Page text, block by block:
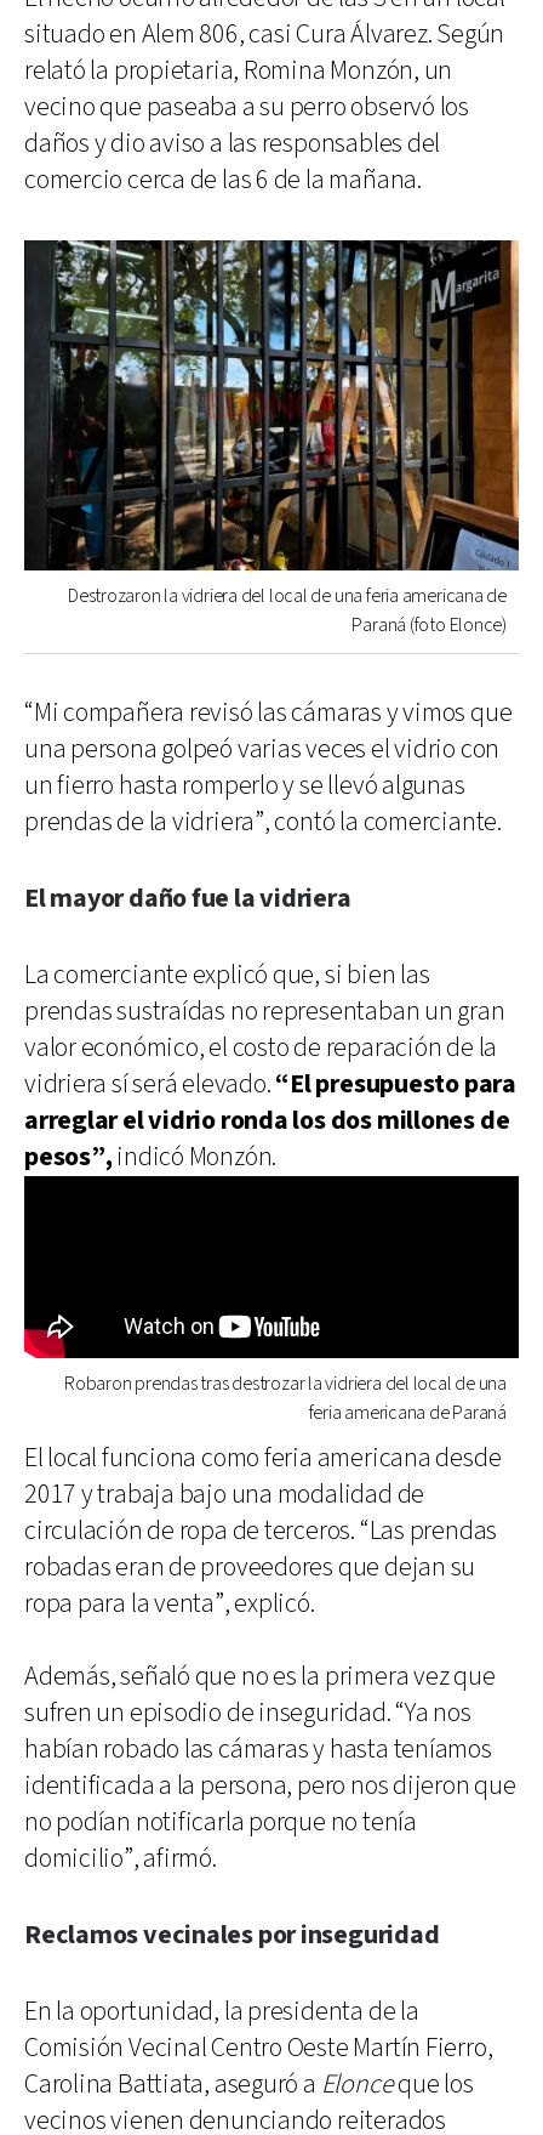
situado en Alem 806, casi Cura Álvarez. Según
relató la propietaria, Romina Monzón, un
vecino que paseaba a su perro observó los
daños y dio aviso a las responsables del
comercio cerca de las 6 de la mañana.
Destrozaron la vidriera del local de una feria americana de
Paraná (foto Elonce)
“Mi compañera revisó las cámaras y vimos que
una persona golpeó varias veces el vidrio con
un fierro hasta romperlo y se llevó algunas
prendas de la vidriera”, contó la comerciante.
El mayor daño fue la vidriera
La comerciante explicó que, si bien las
prendas sustraídas no representaban un gran
valor económico, el costo de reparación de la
vidriera sí será elevado.“El presupuesto para
arreglar el vidrio ronda los dos millones de
pesos”,indicó Monzón.
Robaron prendas tras destrozar la vidriera del local de una
feria americana de Paraná
El local funciona como feria americana desde
2017 y trabaja bajo una modalidad de
circulación de ropa de terceros. “Las prendas
robadas eran de proveedores que dejan su
ropa para la venta”, explicó.
Además, señaló que no es la primera vez que
sufren un episodio de inseguridad. “Ya nos
habían robado las cámaras y hasta teníamos
identificada a la persona, pero nos dijeron que
no podían notificarla porque no tenía
domicilio”, afirmó.
Reclamos vecinales por inseguridad
En la oportunidad, la presidenta de la
Comisión Vecinal Centro Oeste Martín Fierro,
Carolina Battiata, aseguró a Elonceque los
vecinos vienen denunciando reiterados